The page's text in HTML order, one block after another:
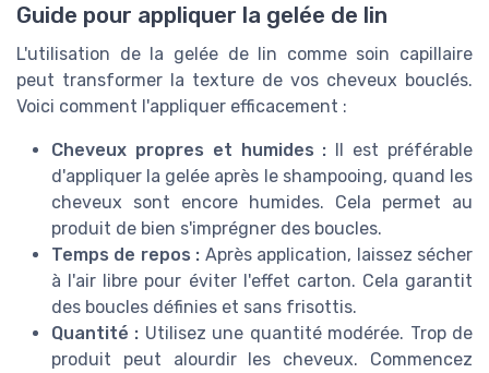
Guide pour appliquer la gelée de lin
L'utilisation de la gelée de lin comme soin capillaire
peut transformer la texture de vos cheveux bouclés.
Voici comment l'appliquer efficacement :
Cheveux propres et humides : Il est préférable
d'appliquer la gelée après le shampooing, quand les
cheveux sont encore humides. Cela permet au
produit de bien s'imprégner des boucles.
Temps de repos : Après application, laissez sécher
à l'air libre pour éviter l'effet carton. Cela garantit
des boucles définies et sans frisottis.
Quantité : Utilisez une quantité modérée. Trop de
produit peut alourdir les cheveux. Commencez